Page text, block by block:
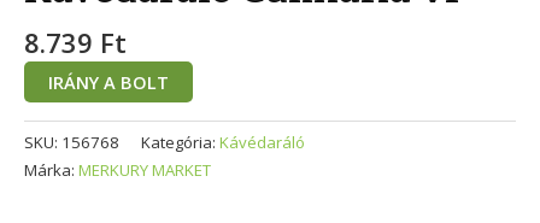
8.739 Ft
IRÁNY A BOLT
SKU: 156768 Kategória: Kávédaráló
Márka: MERKURY MARKET